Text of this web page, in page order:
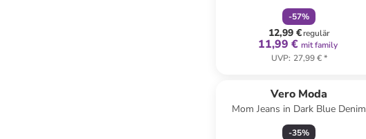
-57%
12,99 €regulär
11,99 € mit family
UVP: 27,99 €*
Vero Moda
Mom Jeans in Dark Blue Denim
-35%